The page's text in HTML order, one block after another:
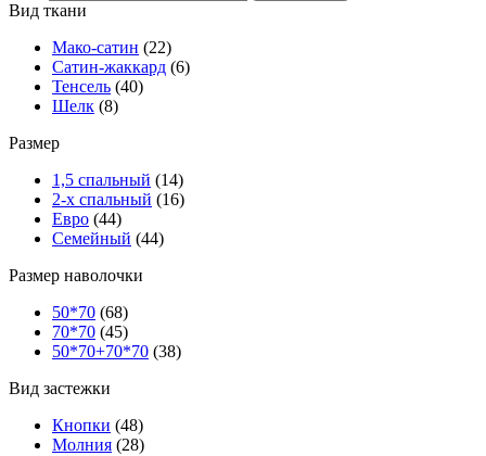
Вид ткани
Мако-сатин (22)
Сатин-жаккард (6)
Тенсель (40)
Шелк (8)
Размер
1,5 спальный (14)
2-х спальный (16)
Евро (44)
Семейный (44)
Размер наволочки
50*70 (68)
70*70 (45)
50*70+70*70 (38)
Вид застежки
Кнопки (48)
Молния (28)